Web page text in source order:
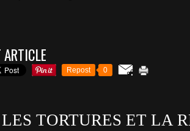
ARTICLE
Repost 0
TORTURES ET LA